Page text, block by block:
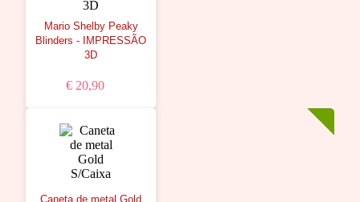
Mario Shelby Peaky
Blinders - IMPRESSÃO
3D
€ 20,90
Caneta de metal Gold